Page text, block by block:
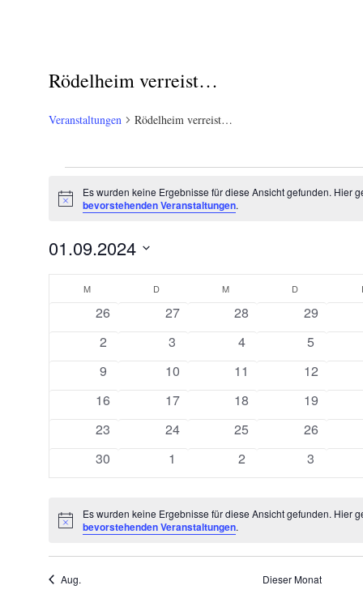
Rödelheim verreist…
Veranstaltungen Rödelheim verreist…
Hinweis
Es wurden keine Ergebnisse für diese Ansicht gefunden. Hier
bevorstehenden Veranstaltungen.
01.09.2024
Kalender
Veranstaltungen
M DDIENSTAG M DDONNERSTAG
0
Veranstaltungen
26
0
Veranstaltungen
27
0
Veranstaltungen
28
0
29
0
Veranstaltungen
2
0
Veranstaltungen
3
0
Veranstaltungen
4
0
5
0
Veranstaltungen
9
0
Veranstaltungen
10
0
Veranstaltungen
11
0
12
0
Veranstaltungen
16
0
Veranstaltungen
17
0
Veranstaltungen
18
0
19
0
Veranstaltungen
23
0
Veranstaltungen
24
0
Veranstaltungen
25
0
26
0
Veranstaltungen
30
0
Veranstaltungen
1
0
Veranstaltungen
2
0
3
Hinweis
Es wurden keine Ergebnisse für diese Ansicht gefunden. Hier
bevorstehenden Veranstaltungen.
Aug. Dieser Monat